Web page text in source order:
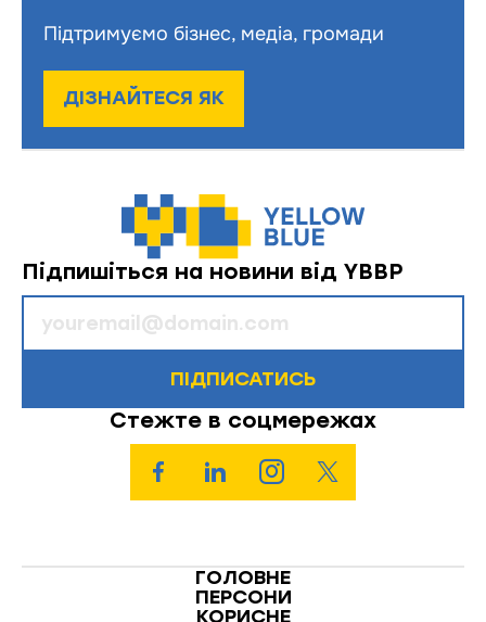
Підтримуємо бізнес, медіа, громади
ДІЗНАЙТЕСЯ ЯК
Підпишіться на новини від YBBP
ПІДПИСАТИСЬ
Стежте в соцмережах
ГОЛОВНЕ
ПЕРСОНИ
КОРИСНЕ